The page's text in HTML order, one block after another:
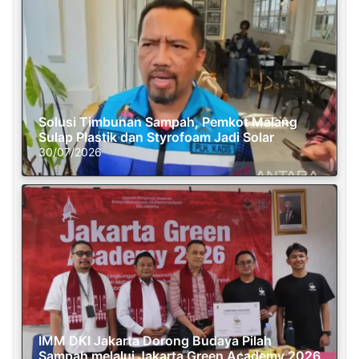
Solusi Timbunan Sampah, Pemkot Malang
Sulap Plastik dan Styrofoam Jadi Solar
30/07/2026
IMM DKI Jakarta Dorong Budaya Pilah